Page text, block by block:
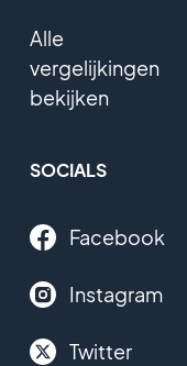
Alle
vergelijkingen
bekijken
SOCIALS
Facebook
Instagram
Twitter